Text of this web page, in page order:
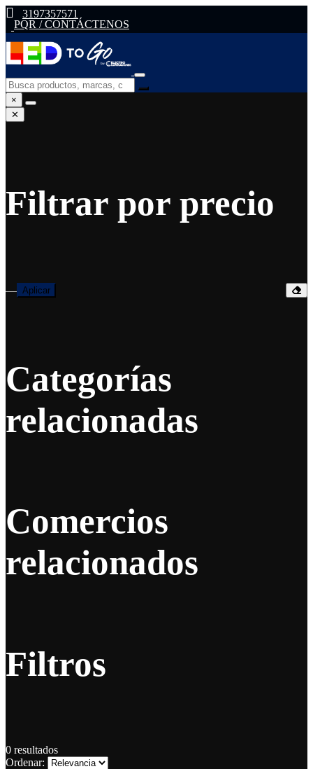
3197357571
PQR / CONTÁCTENOS
×
✕
Filtrar por precio
— Aplicar
Categorías
relacionadas
Comercios
relacionados
Filtros
0 resultados
Ordenar: